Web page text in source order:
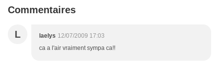
Commentaires
L laelys 12/07/2009 17:03
ca a l'air vraiment sympa ca!!